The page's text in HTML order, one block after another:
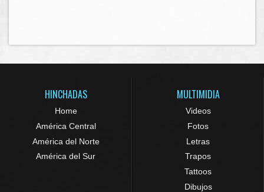
HINCHADAS
Home
América Central
América del Norte
América del Sur
MULTIMIDIA
Videos
Fotos
Letras
Trapos
Tattoos
Dibujos